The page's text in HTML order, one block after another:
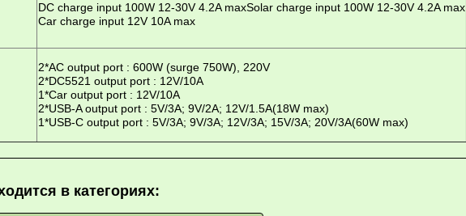
DC charge input 100W 12-30V 4.2A maxSolar charge input 100W 12-30V 4.2A max
Car charge input 12V 10A max
2*AC output port : 600W (surge 750W), 220V
2*DC5521 output port : 12V/10A
1*Car output port : 12V/10A
2*USB-A output port : 5V/3A; 9V/2A; 12V/1.5A(18W max)
1*USB-C output port : 5V/3A; 9V/3A; 12V/3A; 15V/3A; 20V/3A(60W max)
в категориях: